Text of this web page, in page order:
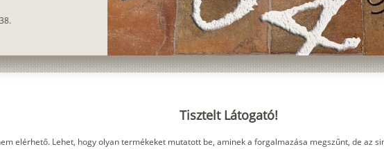
Tisztelt Látogató!
elérhető. Lehet, hogy olyan termékeket mutatott be, aminek a forgalmazása megszűnt, de az